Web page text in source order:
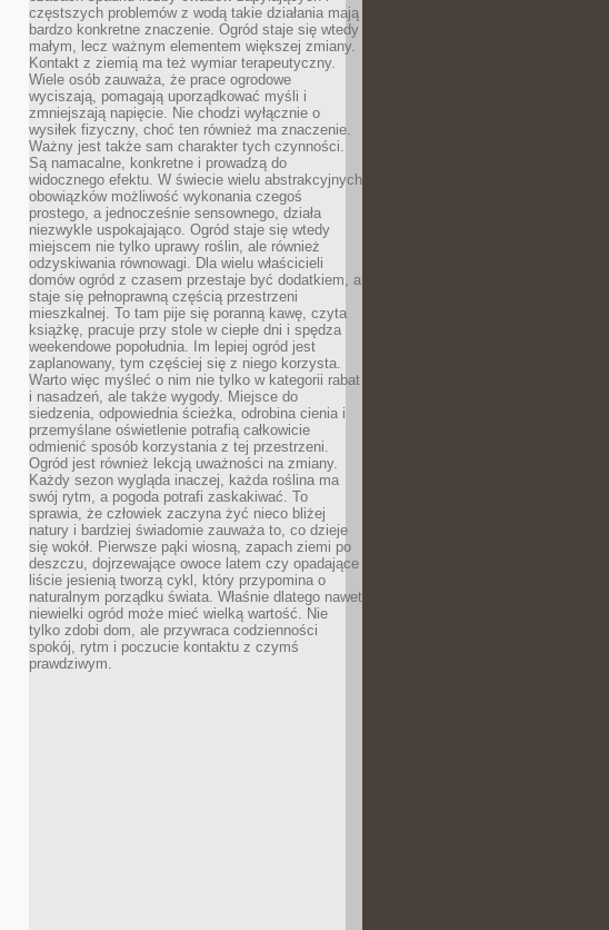
częstszych problemów z wodą takie działania mają
bardzo konkretne znaczenie. Ogród staje się wtedy
małym, lecz ważnym elementem większej zmiany.
Kontakt z ziemią ma też wymiar terapeutyczny.
Wiele osób zauważa, że prace ogrodowe
wyciszają, pomagają uporządkować myśli i
zmniejszają napięcie. Nie chodzi wyłącznie o
wysiłek fizyczny, choć ten również ma znaczenie.
Ważny jest także sam charakter tych czynności.
Są namacalne, konkretne i prowadzą do
widocznego efektu. W świecie wielu abstrakcyjnych
obowiązków możliwość wykonania czegoś
prostego, a jednocześnie sensownego, działa
niezwykle uspokajająco. Ogród staje się wtedy
miejscem nie tylko uprawy roślin, ale również
odzyskiwania równowagi. Dla wielu właścicieli
domów ogród z czasem przestaje być dodatkiem, a
staje się pełnoprawną częścią przestrzeni
mieszkalnej. To tam pije się poranną kawę, czyta
książkę, pracuje przy stole w ciepłe dni i spędza
weekendowe popołudnia. Im lepiej ogród jest
zaplanowany, tym częściej się z niego korzysta.
Warto więc myśleć o nim nie tylko w kategorii rabat
i nasadzeń, ale także wygody. Miejsce do
siedzenia, odpowiednia ścieżka, odrobina cienia i
przemyślane oświetlenie potrafią całkowicie
odmienić sposób korzystania z tej przestrzeni.
Ogród jest również lekcją uważności na zmiany.
Każdy sezon wygląda inaczej, każda roślina ma
swój rytm, a pogoda potrafi zaskakiwać. To
sprawia, że człowiek zaczyna żyć nieco bliżej
natury i bardziej świadomie zauważa to, co dzieje
się wokół. Pierwsze pąki wiosną, zapach ziemi po
deszczu, dojrzewające owoce latem czy opadające
liście jesienią tworzą cykl, który przypomina o
naturalnym porządku świata. Właśnie dlatego nawet
niewielki ogród może mieć wielką wartość. Nie
tylko zdobi dom, ale przywraca codzienności
spokój, rytm i poczucie kontaktu z czymś
prawdziwym.